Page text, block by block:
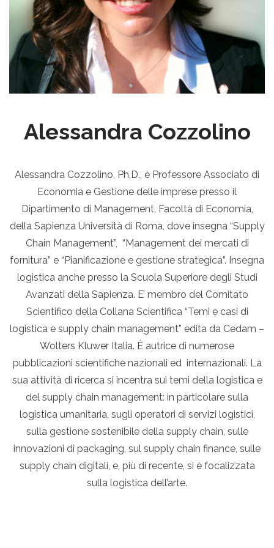
Alessandra Cozzolino
Alessandra Cozzolino, Ph.D., è Professore Associato di
Economia e Gestione delle imprese presso il
Dipartimento di Management, Facoltà di Economia,
della Sapienza Università di Roma, dove insegna “Supply
Chain Management”, “Management dei mercati di
fornitura” e “Pianificazione e gestione strategica”. Insegna
logistica anche presso la Scuola Superiore degli Studi
Avanzati della Sapienza. E’ membro del Comitato
Scientifico della Collana Scientifica “Temi e casi di
logistica e supply chain management” edita da Cedam –
Wolters Kluwer Italia. È autrice di numerose
pubblicazioni scientifiche nazionali ed internazionali. La
sua attività di ricerca si incentra sui temi della logistica e
del supply chain management: in particolare sulla
logistica umanitaria, sugli operatori di servizi logistici,
sulla gestione sostenibile della supply chain, sulle
innovazioni di packaging, sul supply chain finance, sulle
supply chain digitali, e, più di recente, si è focalizzata
sulla logistica dell’arte.